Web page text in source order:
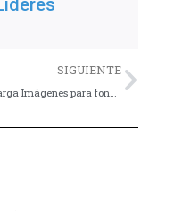
SIGUIENTE
Descarga Imágenes para fondos de pantalla